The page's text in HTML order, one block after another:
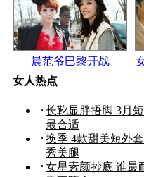
晨范爷巴黎开战
女人热点
长靴显胖捂脚 3月
最合适
换季 4款甜美短外
秀美腿
女星素颜抄底 谁最